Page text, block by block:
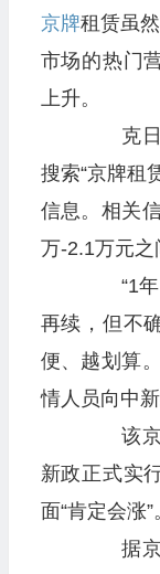
京牌租赁虽
市场的热门
上升。
克日
搜索“京牌租
信息。相关
万-2.1万元之
“1年
再续，但不
便、越划算
情人员向中
该京
新政正式实
面“肯定会涨”
据京